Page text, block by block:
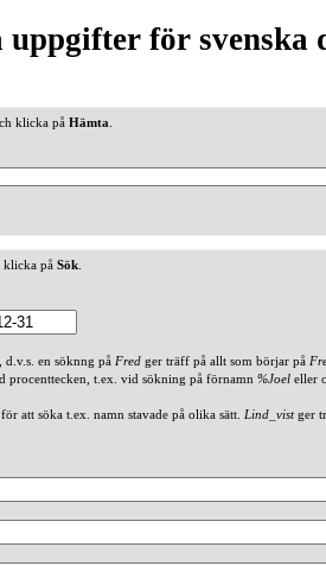
för svenska
klicka på Hämta
klicka på Sök
en söknng på Fred ger träff på allt som börjar på
procenttecken, t.ex. vid sökning på förnamn %Joel eller
att söka t.ex. namn stavade på olika sätt. Lind_vistger